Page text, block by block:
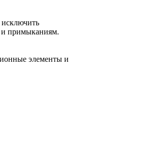
и примыканиям.
элементы и